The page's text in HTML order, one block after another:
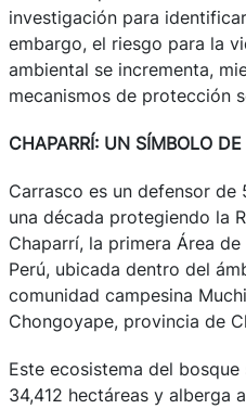
investigación para
embargo, el riesgo para la
ambiental se incrementa,
mecanismos de protección
CHAPARRÍ: UN SÍMBOLO
Carrasco es un defensor de
una década protegiendo la
Chaparrí, la primera Área
Perú, ubicada dentro del
comunidad campesina
Chongoyape, provincia de
Este ecosistema del
34,412 hectáreas y alberga